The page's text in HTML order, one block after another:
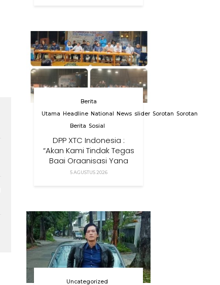
Berita
Utama
Headline National News slider Sorotan Sorotan
Berita Sosial
DPP XTC Indonesia :
“Akan Kami Tindak Tegas
Bagi Organisasi Yang
Menggunakan Nama,
5 AGUSTUS 2026
Uncategorized